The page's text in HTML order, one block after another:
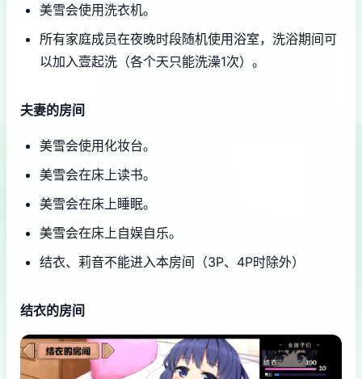
美雪会使用洗衣机。
所有家庭成员在夜晚时段随机使用浴室，洗浴期间可
以加入壹起洗（各个天只能洗澡1次）。
夫妻的房间
美雪会使用化妆台。
美雪会在床上读书。
美雪会在床上睡眠。
美雪会在床上自娱自乐。
结衣、莉音不能进入本房间（3P、4P时除外）
结衣的房间